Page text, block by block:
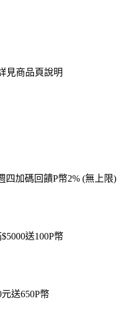
見商品頁說明
四加碼回饋P幣2% (無上限)
送100P幣
送650P幣